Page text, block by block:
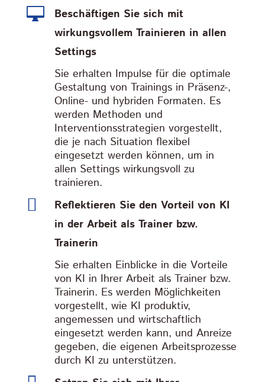

Beschäftigen Sie sich mit
wirkungsvollem Trainieren in allen
Settings
Sie erhalten Impulse für die optimale
Gestaltung von Trainings in Präsenz-,
Online- und hybriden Formaten. Es
werden Methoden und
Interventionsstrategien vorgestellt,
die je nach Situation flexibel
eingesetzt werden können, um in
allen Settings wirkungsvoll zu
trainieren.

Reflektieren Sie den Vorteil von KI
in der Arbeit als Trainer bzw.
Trainerin
Sie erhalten Einblicke in die Vorteile
von KI in Ihrer Arbeit als Trainer bzw.
Trainerin. Es werden Möglichkeiten
vorgestellt, wie KI produktiv,
angemessen und wirtschaftlich
eingesetzt werden kann, und Anreize
gegeben, die eigenen Arbeitsprozesse
durch KI zu unterstützen.